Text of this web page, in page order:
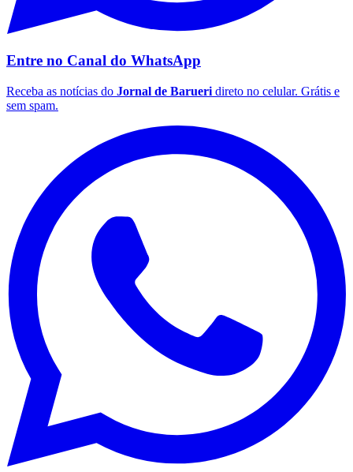
Entre no Canal doWhatsApp
Receba as notícias doJornal de Barueri direto no celular. Grátis e
sem spam.